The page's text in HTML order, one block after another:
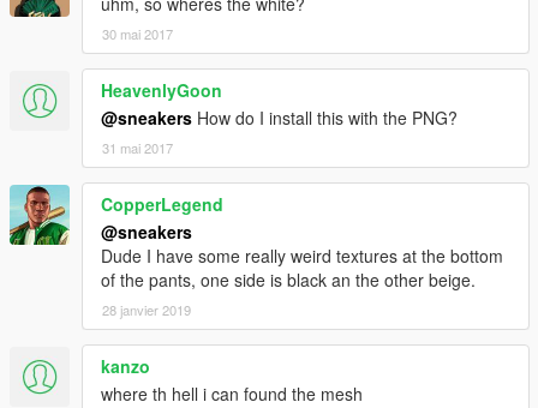
30 mai 2017
HeavenlyGoon
@sneakers How do I install this with the PNG?
31 mai 2017
CopperLegend
@sneakers
Dude I have some really weird textures at the bottom
of the pants, one side is black an the other beige.
28 janvier 2019
kanzo
where th hell i can found the mesh